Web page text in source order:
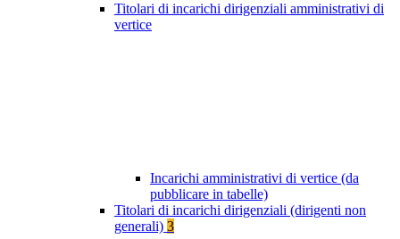
Titolari di incarichi dirigenziali amministrativi di
vertice
Incarichi amministrativi di vertice (da
pubblicare in tabelle)
Titolari di incarichi dirigenziali (dirigenti non
generali) 3